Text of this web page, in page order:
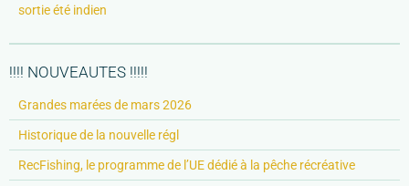
sortie été indien
!!!! NOUVEAUTES !!!!!
Grandes marées de mars 2026
Historique de la nouvelle régl
RecFishing, le programme de l’UE dédié à la pêche récréative